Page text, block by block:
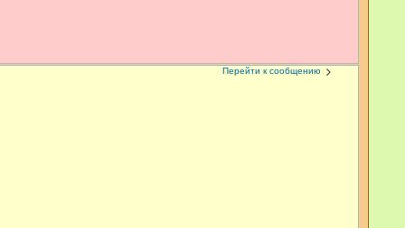
Перейти к сообщению